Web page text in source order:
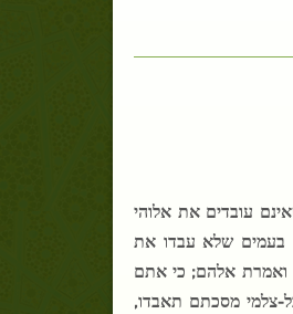
עובדים את אלוהי
בעמים שלא עבדו את
על-ירדן ירחו לאמר: 51 דבר אל-בני ישראל, ואמרת אלהם; כי אתם
ואת כל-צלמי מסכתם תאבדו,